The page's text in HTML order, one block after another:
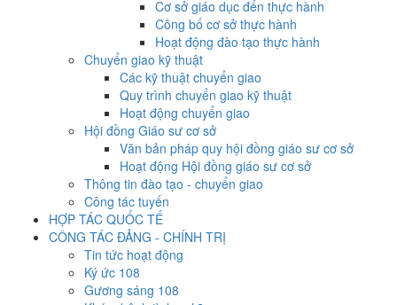
Cơ sở giáo dục đến thực hành
Công bố cơ sở thực hành
Hoạt động đào tạo thực hành
Chuyển giao kỹ thuật
Các kỹ thuật chuyển giao
Quy trình chuyển giao kỹ thuật
Hoạt động chuyển giao
Hội đồng Giáo sư cơ sở
Văn bản pháp quy hội đồng giáo sư cơ sở
Hoạt động Hội đồng giáo sư cơ sở
Thông tin đào tạo - chuyển giao
Công tác tuyến
HỢP TÁC QUỐC TẾ
CÔNG TÁC ĐẢNG - CHÍNH TRỊ
Tin tức hoạt động
Ký ức 108
Gương sáng 108